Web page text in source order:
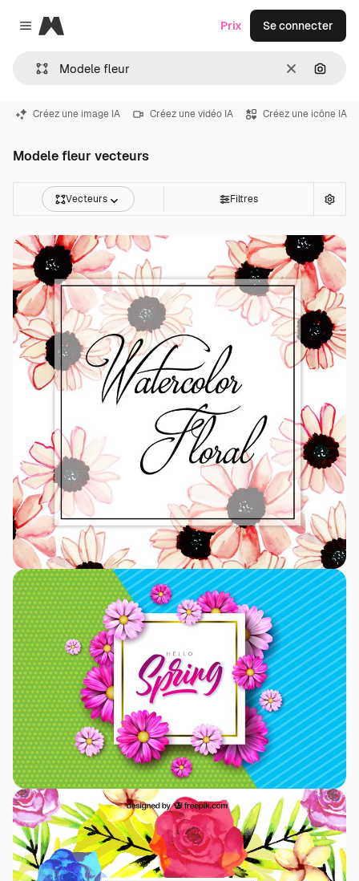
Close menu
Magnific
Effacer
Prix Se connecter
Créez une image IA Créez une vidéo IA Créez une icône IA
Modele fleur vecteurs
Vecteurs Filtres